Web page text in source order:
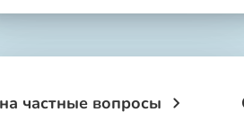
частные вопросы